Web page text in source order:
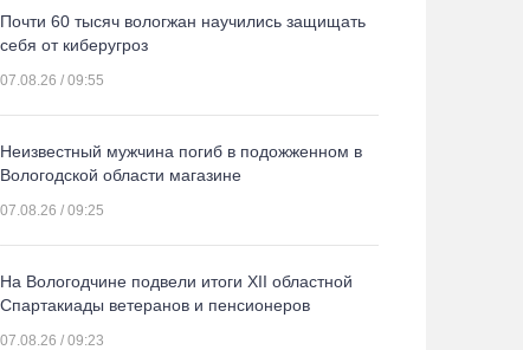
Почти 60 тысяч вологжан научились защищать
себя от киберугроз
07.08.26 / 09:55
Неизвестный мужчина погиб в подожженном в
Вологодской области магазине
07.08.26 / 09:25
На Вологодчине подвели итоги XII областной
Спартакиады ветеранов и пенсионеров
07.08.26 / 09:23